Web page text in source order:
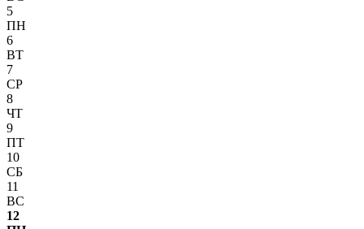
5
ПН
6
ВТ
7
СР
8
ЧТ
9
ПТ
10
СБ
11
ВС
12